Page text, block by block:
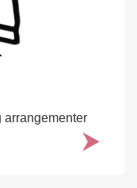
arrangementer